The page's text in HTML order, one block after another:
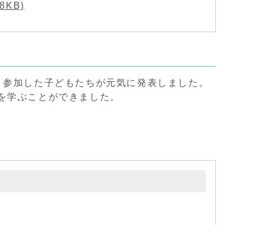
加した子どもたちが元気に発表しました。
ぶことができました。